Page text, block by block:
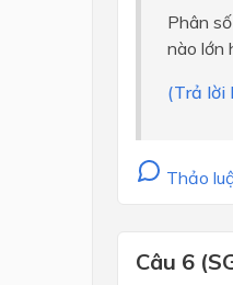
Phân
nào lớn
(Trả lời
Thảo
Câu 6